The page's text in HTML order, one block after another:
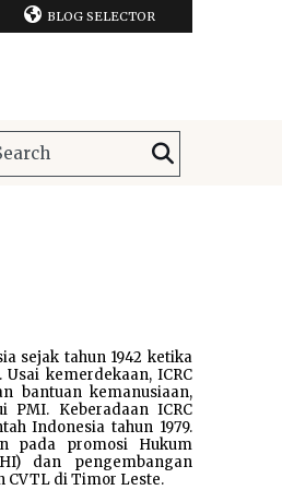
BLOG SELECTOR
sejak tahun 1942 ketika
kemerdekaan, ICRC
bantuan kemanusiaan,
PMI. Keberadaan ICRC
Indonesia tahun 1979.
pada promosi Hukum
dan pengembangan
CVTL di Timor Leste.